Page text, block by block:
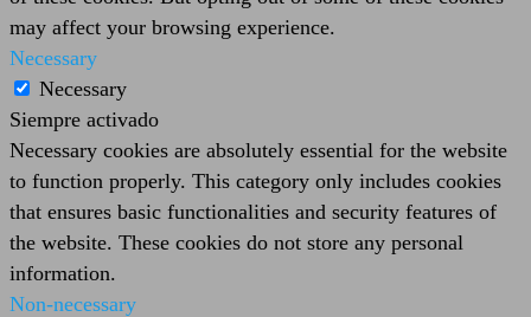
may affect your browsing experience.
Necessary
Necessary
Siempre activado
Necessary cookies are absolutely essential for the website
to function properly. This category only includes cookies
that ensures basic functionalities and security features of
the website. These cookies do not store any personal
information.
Non-necessary